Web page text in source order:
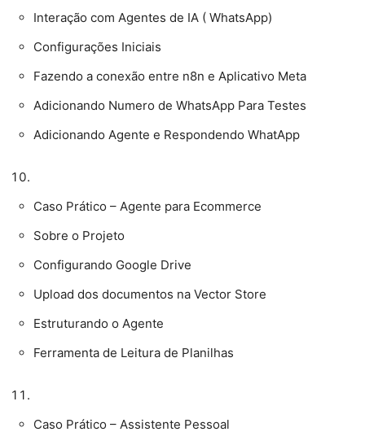
Interação com Agentes de IA ( WhatsApp)
Configurações Iniciais
Fazendo a conexão entre n8n e Aplicativo Meta
Adicionando Numero de WhatsApp Para Testes
Adicionando Agente e Respondendo WhatApp
Caso Prático – Agente para Ecommerce
Sobre o Projeto
Configurando Google Drive
Upload dos documentos na Vector Store
Estruturando o Agente
Ferramenta de Leitura de Planilhas
Caso Prático – Assistente Pessoal